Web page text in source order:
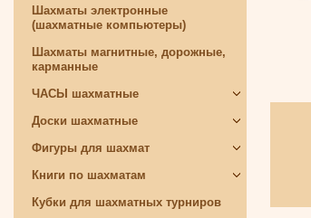
Шахматы электронные
(шахматные компьютеры)
Шахматы магнитные, дорожные,
карманные
ЧАСЫ шахматные
Доски шахматные
Фигуры для шахмат
Книги по шахматам
Кубки для шахматных турниров